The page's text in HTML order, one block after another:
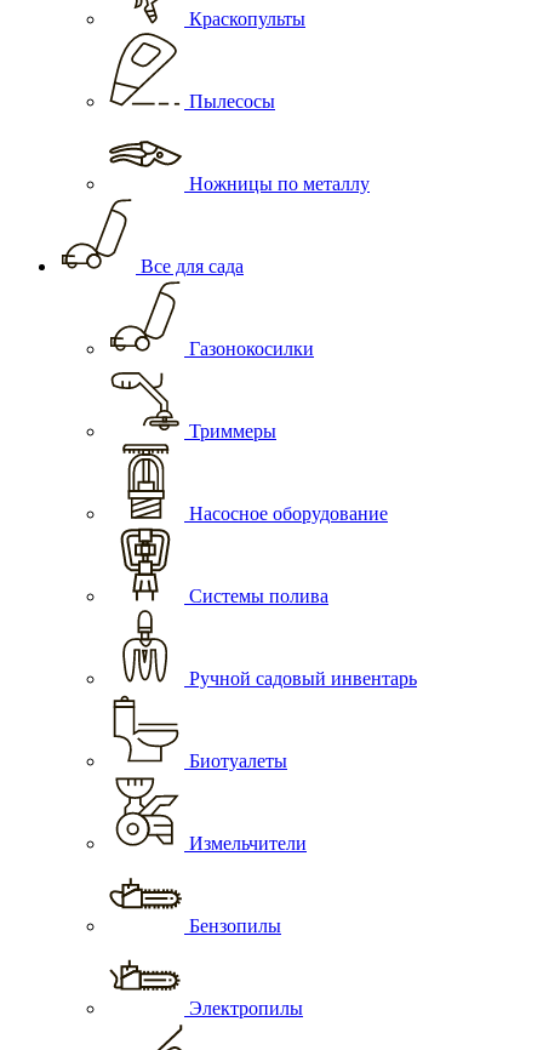
Краскопульты
Пылесосы
Ножницы по металлу
Все для сада
Газонокосилки
Триммеры
Насосное оборудование
Системы полива
Ручной садовый инвентарь
Биотуалеты
Измельчители
Бензопилы
Электропилы